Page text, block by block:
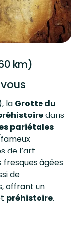
km)
la Grotte du
dans
pariétales
de l’art
fresques âgées
de
offrant un
préhistoire.